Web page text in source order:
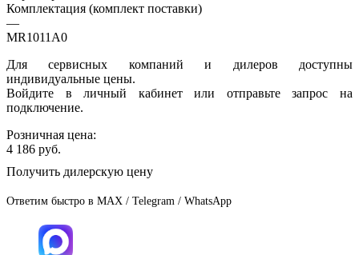
Комплектация (комплект поставки)
—
MR1011A0
Для сервисных компаний и дилеров доступны
индивидуальные цены.
Войдите в личный кабинет или отправьте запрос на
подключение.
Розничная цена:
4 186 руб.
Получить дилерскую цену
Ответим быстро в MAX / Telegram / WhatsApp